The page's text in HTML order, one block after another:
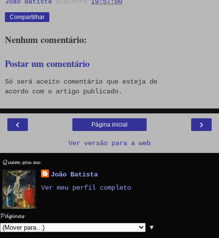
João Batista dia/hora 19:57:00
Compartilhar
Nenhum comentário:
Postar um comentário
Só será aceito comentário que esteja de
acordo com o artigo publicado.
‹ ›
Página inicial
Ver versão para a web
𝓠𝓾𝓮𝓶 𝓼𝓸𝓾 𝓮𝓾
João Batista
Ver meu perfil completo
𝓟𝓪́𝓰𝓲𝓷𝓪𝓼
▼